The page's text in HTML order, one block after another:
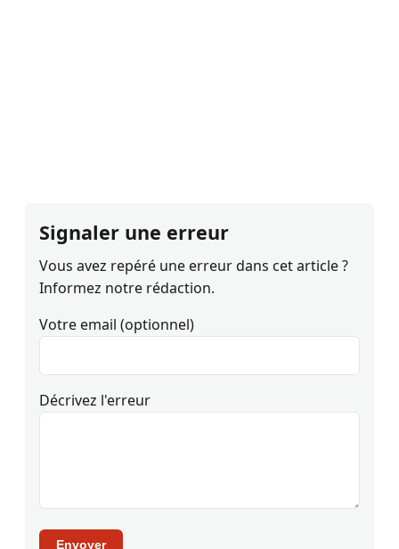
Signaler une erreur
Vous avez repéré une erreur dans cet article ?
Informez notre rédaction.
Votre email (optionnel)
Décrivez l'erreur
Envoyer